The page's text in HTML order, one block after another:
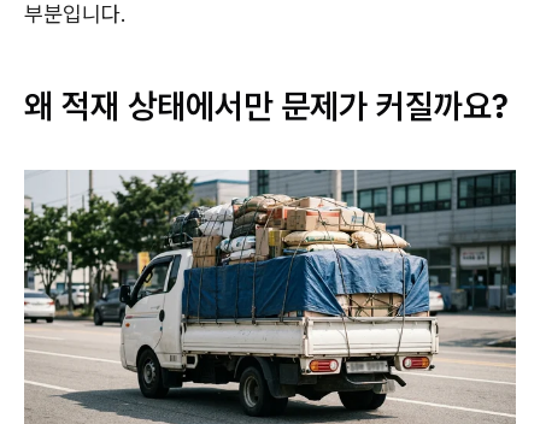
부분입니다.
왜 적재 상태에서만 문제가 커질까요?